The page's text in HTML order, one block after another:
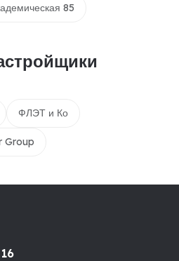
85
ФЛЭТ и Ко
Group